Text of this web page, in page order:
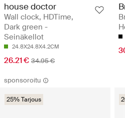
house doctor
Wall clock, HDTime,
Dark green -
Seinäkellot
24.8X24.8X4.2CM
26.21 € 34.95 €
sponsoroitu
25% Tarjous